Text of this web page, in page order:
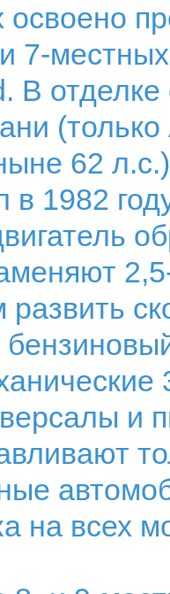
освоено
7-
В
62
в 1982
и
на всех